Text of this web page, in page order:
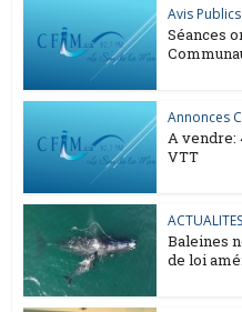
Avis Publics
Séances
Annonces
A vendre:
VTT
ACTUALITES
Baleines
de loi